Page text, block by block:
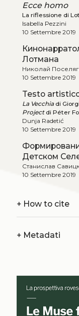
Ecce homo
La riflessione di
Isabella Pezzini
10 Settembre 2019
Лотмана
Николай
10 Settembre 2019
Testo
La Vecchiadi
Projectdi Péter
Dunja Radetić
10 Settembre 2019
Детском
Станислав
10 Settembre 2019
+How to cite
+Metadati